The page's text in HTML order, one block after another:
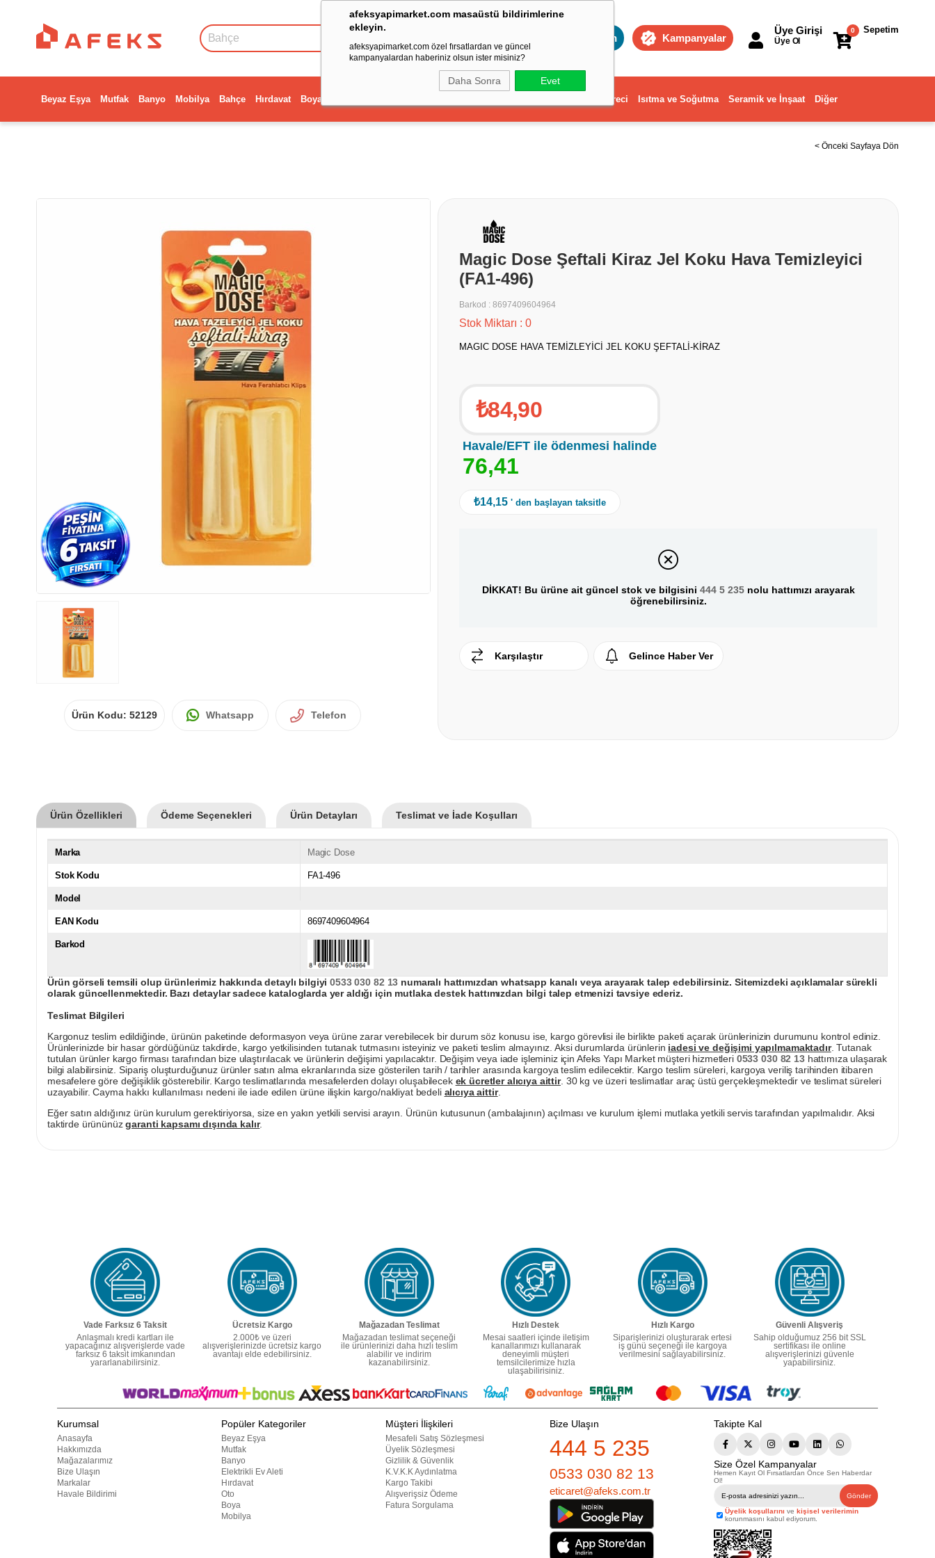
afeksyapimarket.com masaüstü bildirimlerine
ekleyin.
afeksyapimarket.com özel fırsatlardan ve güncel
kampanyalardan haberiniz olsun ister misiniz?
Daha Sonra Evet
Toptan Kampanyalar
Sepetim
0
Üye Girişi
Üye Ol
Beyaz Eşya Mutfak Banyo Mobilya Bahçe Hırdavat Boya Dekorasyon ve Ev Gereci Isıtma ve Soğutma Seramik ve İnşaat Diğer
< Önceki Sayfaya Dön
Ürün Kodu: 52129 Whatsapp Telefon
Magic Dose Şeftali Kiraz Jel Koku Hava Temizleyici
(FA1-496)
Barkod : 8697409604964
Stok Miktarı : 0
MAGIC DOSE HAVA TEMİZLEYİCİ JEL KOKU ŞEFTALİ-KİRAZ
₺84,90
Havale/EFT ile ödenmesi halinde
76,41
₺14,15 ' den başlayan taksitle
DİKKAT! Bu ürüne ait güncel stok ve bilgisini 444 5 235nolu hattımızı arayarak
öğrenebilirsiniz.
Karşılaştır Gelince Haber Ver
Ürün Özellikleri Ödeme Seçenekleri Ürün Detayları Teslimat ve İade Koşulları
Marka Magic Dose
Stok Kodu FA1-496
Model
EAN Kodu 8697409604964
Barkod
Ürün görseli temsili olup ürünlerimiz hakkında detaylı bilgiyi0533 030 82 13 numaralı hattımızdan whatsapp kanalı veya arayarak talep edebilirsiniz. Sitemizdeki açıklamalar sürekli
olarak güncellenmektedir. Bazı detaylar sadece kataloglarda yer aldığı için mutlaka destek hattımızdan bilgi talep etmenizi tavsiye ederiz.
Teslimat Bilgileri
Kargonuz teslim edildiğinde, ürünün paketinde deformasyon veya ürüne zarar verebilecek bir durum söz konusu ise, kargo görevlisi ile birlikte paketi açarak ürünlerinizin durumunu kontrol ediniz.
Ürünlerinizde bir hasar gördüğünüz takdirde, kargo yetkilisinden tutanak tutmasını isteyiniz ve paketi teslim almayınız. Aksi durumlarda ürünlerin iadesi ve değişimi yapılmamaktadır. Tutanak
tutulan ürünler kargo firması tarafından bize ulaştırılacak ve ürünlerin değişimi yapılacaktır. Değişim veya iade işleminiz için Afeks Yapı Market müşteri hizmetleri 0533 030 82 13hattımıza ulaşarak
bilgi alabilirsiniz. Sipariş oluşturduğunuz ürünler satın alma ekranlarında size gösterilen tarih / tarihler arasında kargoya teslim edilecektir. Kargo teslim süreleri, kargoya veriliş tarihinden itibaren
mesafelere göre değişiklik gösterebilir. Kargo teslimatlarında mesafelerden dolayı oluşabilecek ek ücretler alıcıya aittir. 30 kg ve üzeri teslimatlar araç üstü gerçekleşmektedir ve teslimat süreleri
uzayabilir. Cayma hakkı kullanılması nedeni ile iade edilen ürüne ilişkin kargo/nakliyat bedeli alıcıya aittir.
Eğer satın aldığınız ürün kurulum gerektiriyorsa, size en yakın yetkili servisi arayın. Ürünün kutusunun (ambalajının) açılması ve kurulum işlemi mutlaka yetkili servis tarafından yapılmalıdır. Aksi
taktirde ürününüzgaranti kapsamı dışında kalır.
Vade Farksız 6 Taksit
Anlaşmalı kredi kartları ile
yapacağınız alışverişlerde vade
farksız 6 taksit imkanından
yararlanabilirsiniz.
Ücretsiz Kargo
2.000₺ ve üzeri
alışverişlerinizde ücretsiz kargo
avantajı elde edebilirsiniz.
Mağazadan Teslimat
Mağazadan teslimat seçeneği
ile ürünlerinizi daha hızlı teslim
alabilir ve indirim
kazanabilirsiniz.
Hızlı Destek
Mesai saatleri içinde iletişim
kanallarımızı kullanarak
deneyimli müşteri
temsilcilerimize hızla
ulaşabilirisiniz.
Hızlı Kargo
Siparişlerinizi oluşturarak ertesi
iş günü seçeneği ile kargoya
verilmesini sağlayabilirsiniz.
Güvenli Alışveriş
Sahip olduğumuz 256 bit SSL
sertifikası ile online
alışverişlerinizi güvenle
yapabilirsiniz.
Kurumsal
Anasayfa
Hakkımızda
Mağazalarımız
Bize Ulaşın
Markalar
Havale Bildirimi
Popüler Kategoriler
Beyaz Eşya
Mutfak
Banyo
Elektrikli Ev Aleti
Hırdavat
Oto
Boya
Mobilya
Müşteri İlişkileri
Mesafeli Satış Sözleşmesi
Üyelik Sözleşmesi
Gizlilik & Güvenlik
K.V.K.K Aydınlatma
Kargo Takibi
Alışverişsiz Ödeme
Fatura Sorgulama
Bize Ulaşın
444 5 235
0533 030 82 13
eticaret@afeks.com.tr
Takipte Kal
Size Özel Kampanyalar
Hemen Kayıt Ol Fırsatlardan Önce Sen Haberdar
Ol!
Gönder
Üyelik koşullarını ve kişisel verilerimin
korunmasını kabul ediyorum.